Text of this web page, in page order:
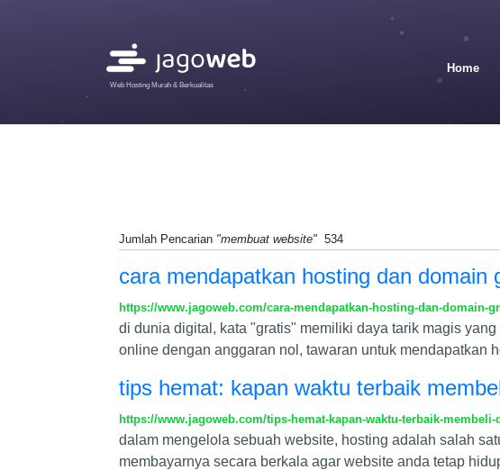
Web Hosting Murah & Berkualitas
Home
Jumlah Pencarian "membuat website" 534
cara mendapatkan hosting dan
https://www.jagoweb.com/cara-mendapatkan-hosting-dan-domain-
di dunia digital, kata "gratis" memiliki daya tarik magis
online dengan anggaran nol, tawaran untuk mendapatkan
tips hemat: kapan waktu terbaik
https://www.jagoweb.com/tips-hemat-kapan-waktu-terbaik-
dalam mengelola sebuah website, hosting adalah salah
membayarnya secara berkala agar website anda tetap